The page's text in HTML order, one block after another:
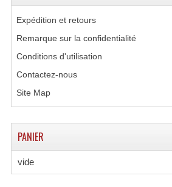
Boules À Facettes
Laser Multi-Points
Expédition et retours
Remarque sur la confidentialité
Conditions d'utilisation
Contactez-nous
Site Map
PANIER
vide